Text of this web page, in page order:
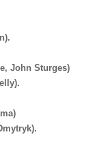
John Sturges)